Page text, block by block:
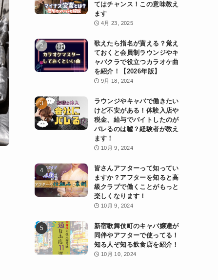
てはチャンス！この意味教え
ます
4月 23, 2025
歌えたら指名が貰える？覚え
ておくと会員制ラウンジやキ
ャバクラで役立つカラオケ曲
を紹介！【2026年版】
9月 18, 2024
ラウンジやキャバで働きたい
けど不安がある！体験入店や
税金、給与でバイトしたのが
バレるのは嘘？経験者が教え
ます！
10月 9, 2024
皆さんアフターって知ってい
ますか？アフターを知ると高
級クラブで働くことがもっと
楽しくなります！
10月 9, 2024
新宿歌舞伎町のキャバ嬢達が
同伴やアフターで使ってる！
知る人ぞ知る飲食店を紹介！
10月 10, 2024